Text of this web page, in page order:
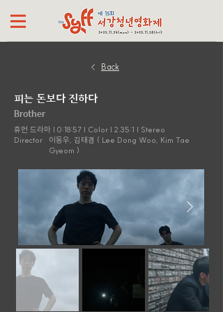
Back
피는 돈보다 진하다
Brother
휴먼 드라마 | 0:18:57 | Color | 2.35:1 | Stereo
Director
이동우, 김태겸 ( Lee Dong Woo, Kim Tae
Gyeom )